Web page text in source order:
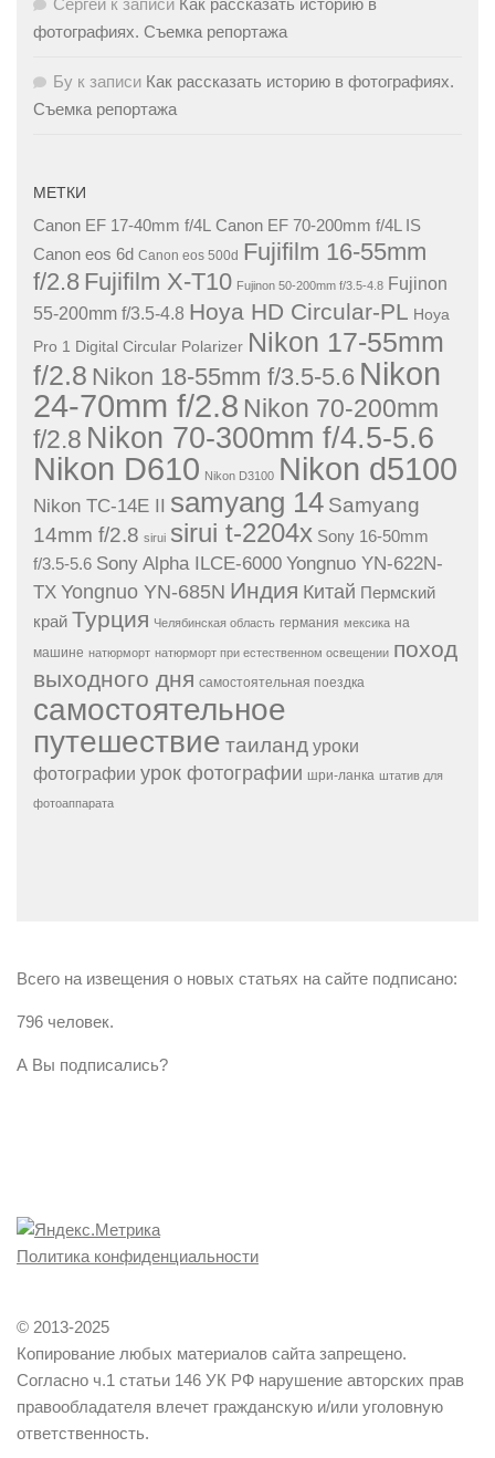
фотографиях. Съемка репортажа
Бу к записи Как рассказать историю в фотографиях.
Съемка репортажа
МЕТКИ
Canon EF 17-40mm f/4L Canon EF 70-200mm f/4L IS
Canon eos 6d Canon eos 500d Fujifilm 16-55mm
f/2.8 Fujifilm X-T10 Fujinon 50-200mm f/3.5-4.8 Fujinon
55-200mm f/3.5-4.8 Hoya HD Circular-PL
Hoya
Pro 1 Digital Circular Polarizer Nikon 17-55mm
f/2.8 Nikon 18-55mm f/3.5-5.6 Nikon
24-70mm f/2.8 Nikon 70-200mm
f/2.8 Nikon 70-300mm f/4.5-5.6
Nikon D610 Nikon D3100 Nikon d5100
Nikon TC-14E II samyang 14 Samyang
14mm f/2.8 sirui sirui t-2204x Sony 16-50mm
f/3.5-5.6 Sony Alpha ILCE-6000 Yongnuo YN-622N-
TX Yongnuo YN-685N Индия Китай Пермский
край Турция Челябинская область германия мексика на
машине натюрморт натюрморт при естественном освещении поход
выходного дня самостоятельная поездка
самостоятельное
путешествие таиланд уроки
фотографии урок фотографии шри-ланка штатив для
фотоаппарата
Всего на извещения о новых статьях на сайте подписано:
796 человек.
А Вы подписались?
Политика конфиденциальности
© 2013-2025
Копирование любых материалов сайта запрещено.
Согласно ч.1 статьи 146 УК РФ нарушение авторских прав
правообладателя влечет гражданскую и/или уголовную
ответственность.